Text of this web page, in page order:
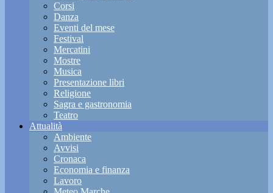
Corsi
Danza
Eventi del mese
Festival
Mercatini
Mostre
Musica
Presentazione libri
Religione
Sagra e gastronomia
Teatro
Attualità
Ambiente
Avvisi
Cronaca
Economia e finanza
Lavoro